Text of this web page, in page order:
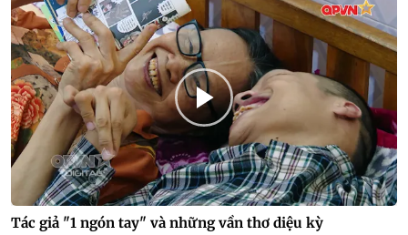
Tác giả "1 ngón tay" và những vần thơ diệu kỳ